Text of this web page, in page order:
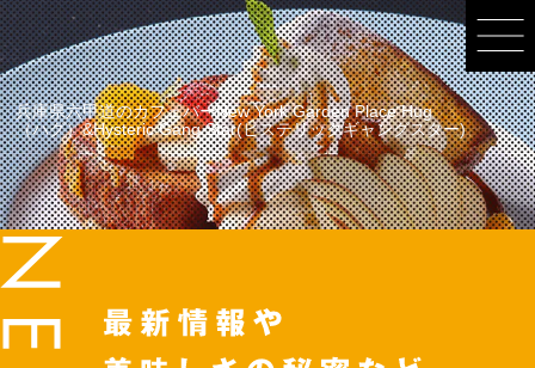
兵庫県六甲道のカフェバーNew York Garden Place Hug
（ハグ）&Hysteric Gang Star(ヒステリックギャングスター)